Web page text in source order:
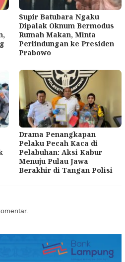
Supir Batubara Ngaku
Dipalak Oknum Bermodus
Rumah Makan, Minta
Perlindungan ke Presiden
Prabowo
Drama Penangkapan
Pelaku Pecah Kaca di
Pelabuhan: Aksi Kabur
Menuju Pulau Jawa
Berakhir di Tangan Polisi